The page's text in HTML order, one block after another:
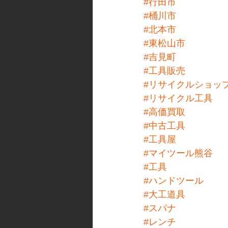
#桶川市
#北本市
#東松山市
#吉見町
#工具販売
#リサイクルショッ
#リサイクル工具
#高価買取
#中古工具
#工具屋
#マイツール熊谷
#工具
#ハンドツール
#大工道具
#スパナ
#レンチ